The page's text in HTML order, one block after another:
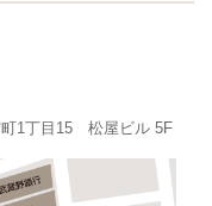
町1丁目15 松屋ビル 5F